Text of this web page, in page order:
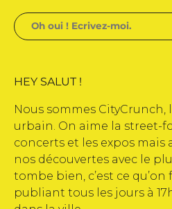
HEY SALUT !
Nous sommes
urbain. On aime la street-
concerts et les expos
nos découvertes avec le
tombe bien, c’est ce qu’on
publiant tous les jours à